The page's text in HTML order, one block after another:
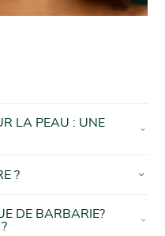
LA PEAU : UNE
?
DE BARBARIE?